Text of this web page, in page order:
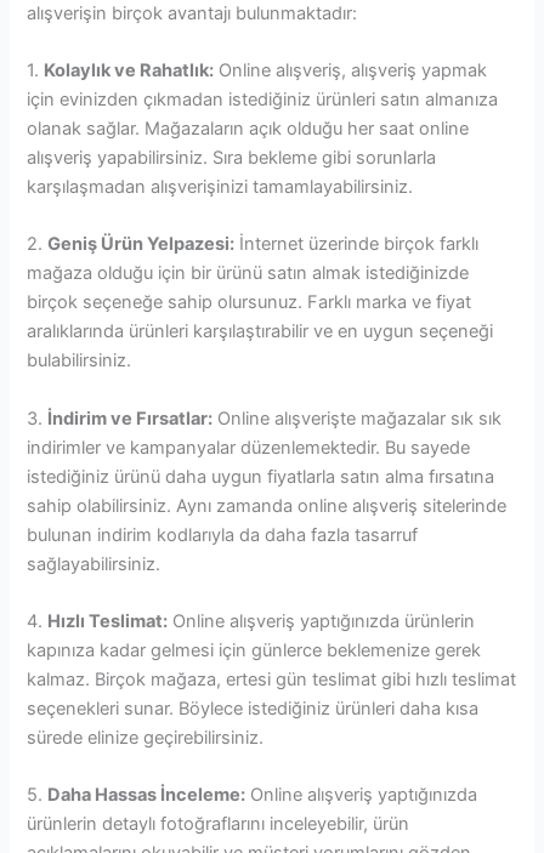
alışverişin birçok avantajı bulunmaktadır:
1. Kolaylık ve Rahatlık: Online alışveriş, alışveriş yapmak
için evinizden çıkmadan istediğiniz ürünleri satın almanıza
olanak sağlar. Mağazaların açık olduğu her saat online
alışveriş yapabilirsiniz. Sıra bekleme gibi sorunlarla
karşılaşmadan alışverişinizi tamamlayabilirsiniz.
2.Geniş Ürün Yelpazesi: İnternet üzerinde birçok farklı
mağaza olduğu için bir ürünü satın almak istediğinizde
birçok seçeneğe sahip olursunuz. Farklı marka ve fiyat
aralıklarında ürünleri karşılaştırabilir ve en uygun seçeneği
bulabilirsiniz.
3. İndirim ve Fırsatlar: Online alışverişte mağazalar sık sık
indirimler ve kampanyalar düzenlemektedir. Bu sayede
istediğiniz ürünü daha uygun fiyatlarla satın alma fırsatına
sahip olabilirsiniz. Aynı zamanda online alışveriş sitelerinde
bulunan indirim kodlarıyla da daha fazla tasarruf
sağlayabilirsiniz.
4. Hızlı Teslimat: Online alışveriş yaptığınızda ürünlerin
kapınıza kadar gelmesi için günlerce beklemenize gerek
kalmaz. Birçok mağaza, ertesi gün teslimat gibi hızlı teslimat
seçenekleri sunar. Böylece istediğiniz ürünleri daha kısa
sürede elinize geçirebilirsiniz.
5. Daha Hassas İnceleme: Online alışveriş yaptığınızda
ürünlerin detaylı fotoğraflarını inceleyebilir, ürün